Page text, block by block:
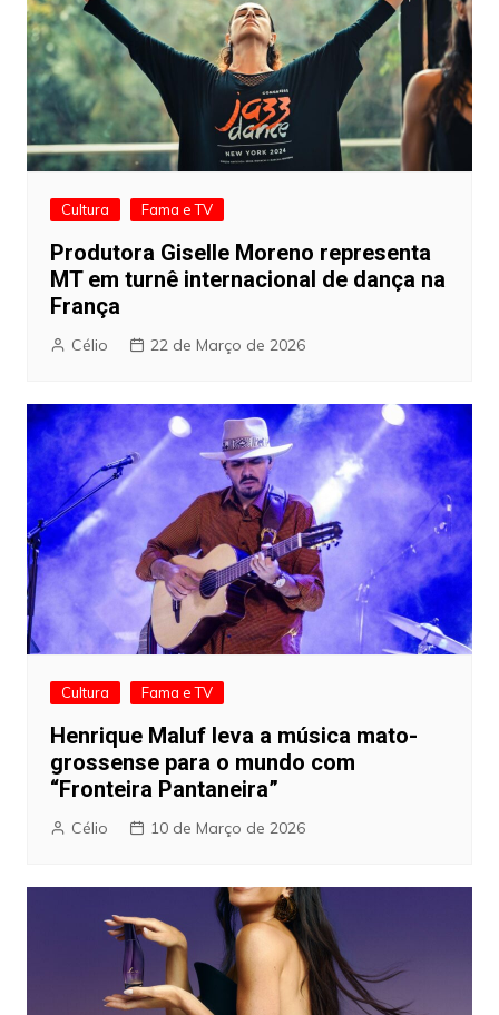
Cultura Fama e TV
Produtora Giselle Moreno representa
MT em turnê internacional de dança na
França
Célio 22 de Março de 2026
Cultura Fama e TV
Henrique Maluf leva a música mato-
grossense para o mundo com
“Fronteira Pantaneira”
Célio 10 de Março de 2026